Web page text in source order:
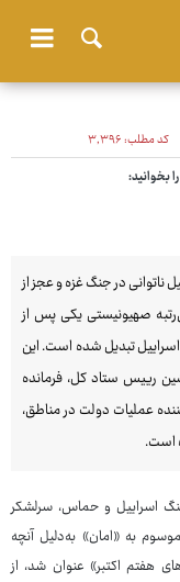
کد مطلب:۳٬۳۹۶
بخوانید:
در جنگ غزه و عجز از
صهیونیستی یکی پس از
تبدیل شده است. این
رییس ستاد کل، فرمانده
عملیات دولت در مناطق،
حدود ۲۰۰روز از آغاز جنگ اسراییل و حماس، سرلشکر
به «امان» به‌دلیل آنچه
هفتم اکتبر» عنوان شد، از